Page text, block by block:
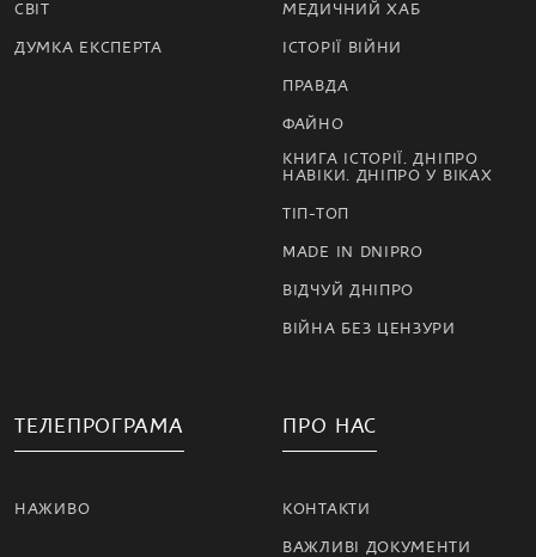
СВІТ
ДУМКА ЕКСПЕРТА
МЕДИЧНИЙ ХАБ
ІСТОРІЇ ВІЙНИ
ПРАВДА
ФАЙНО
КНИГА ІСТОРІЇ. ДНІПРО
НАВІКИ. ДНІПРО У ВІКАХ
ТІП-ТОП
MADE IN DNIPRO
ВІДЧУЙ ДНІПРО
ВІЙНА БЕЗ ЦЕНЗУРИ
ТЕЛЕПРОГРАМА
НАЖИВО
ПРО НАС
КОНТАКТИ
ВАЖЛИВІ ДОКУМЕНТИ